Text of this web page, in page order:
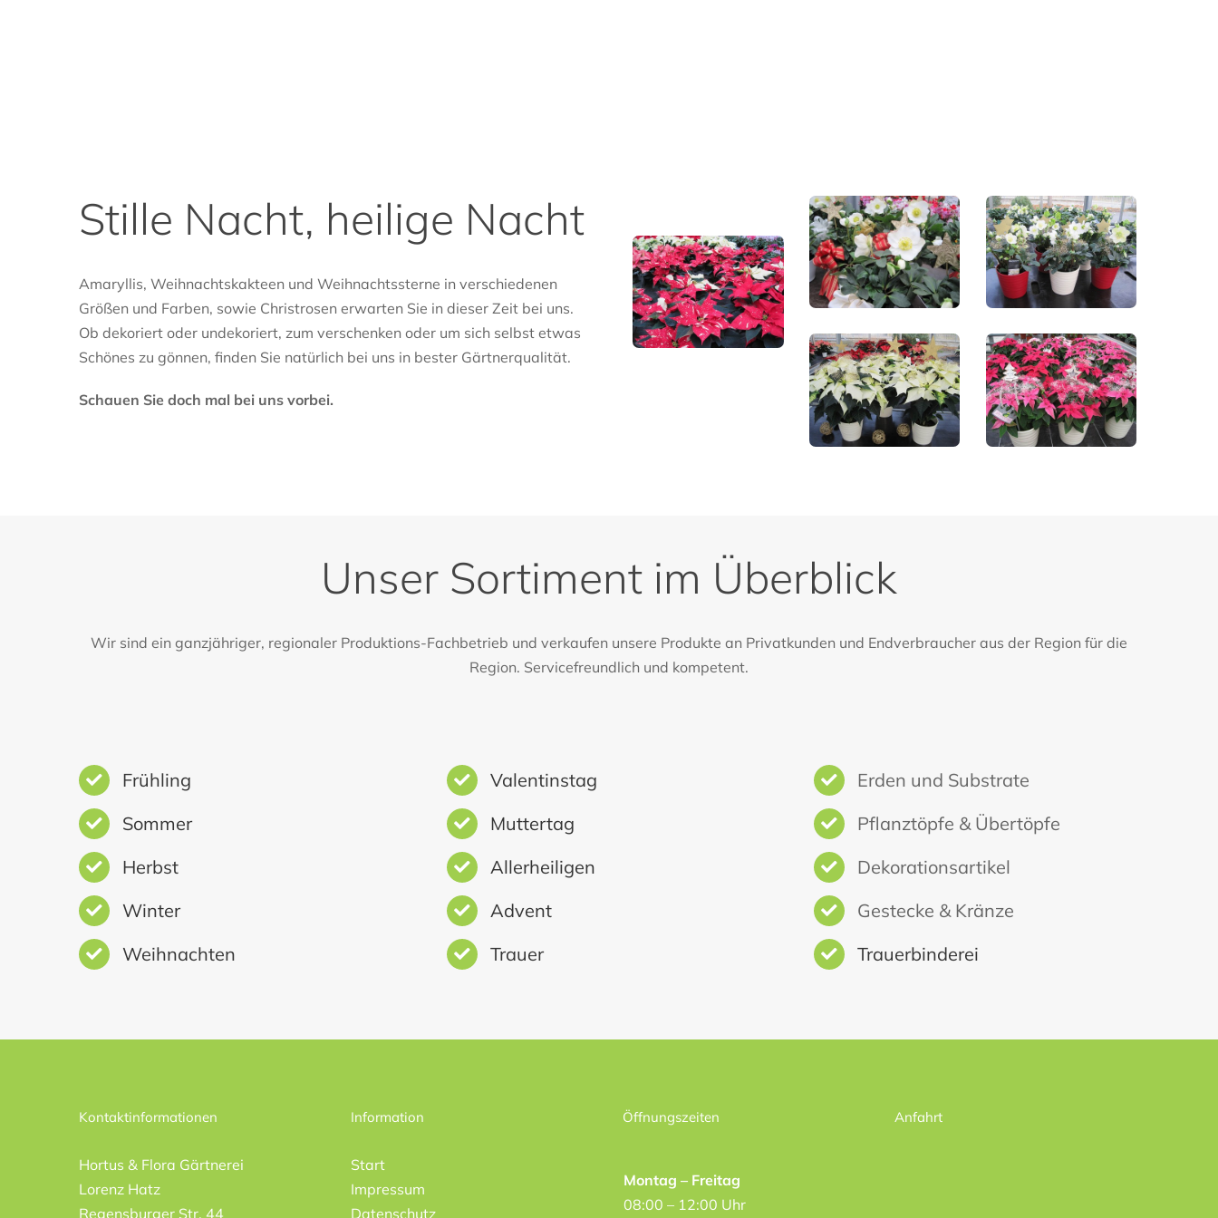
Stille Nacht, heilige Nacht
Amaryllis, Weihnachtskakteen und Weihnachtssterne in verschiedenen
Größen und Farben, sowie Christrosen erwarten Sie in dieser Zeit bei uns.
Ob dekoriert oder undekoriert, zum verschenken oder um sich selbst etwas
Schönes zu gönnen, finden Sie natürlich bei uns in bester Gärtnerqualität.
Schauen Sie doch mal bei uns vorbei.
Unser Sortiment im Überblick
Wir sind ein ganzjähriger, regionaler Produktions-Fachbetrieb und verkaufen unsere Produkte an Privatkunden und Endverbraucher aus der Region für die
Region. Servicefreundlich und kompetent.
Frühling
Sommer
Herbst
Winter
Weihnachten
Valentinstag
Muttertag
Allerheiligen
Advent
Trauer
Erden und Substrate
Pflanztöpfe & Übertöpfe
Dekorationsartikel
Gestecke & Kränze
Trauerbinderei
Kontaktinformationen
Hortus & Flora Gärtnerei
Lorenz Hatz
Regensburger Str. 44
Information
Start
Impressum
Datenschutz
Öffnungszeiten
Montag – Freitag
08:00 – 12:00 Uhr
Anfahrt